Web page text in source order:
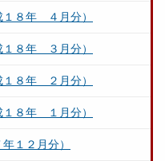
１８年 ４月分）
１８年 ３月分）
１８年 ２月分）
１８年 １月分）
１２月分）